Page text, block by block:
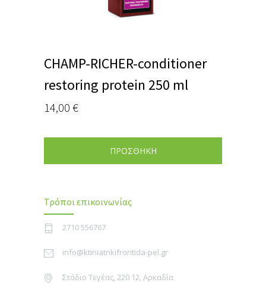
CHAMP-RICHER-conditioner
restoring protein 250 ml
14,00 €
ΠΡΟΣΘΗΚΗ
Τρόποι επικοινωνίας
2710 556767
info@ktiniatrikifrontida-pel.gr
Στάδιο Τεγέας, 220 12, Αρκαδία